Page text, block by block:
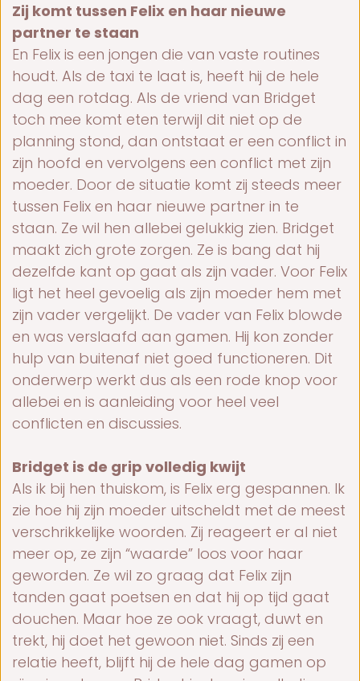
Zij komt tussen Felix en haar nieuwe
partner te staan
En Felix is een jongen die van vaste routines
houdt. Als de taxi te laat is, heeft hij de hele
dag een rotdag. Als de vriend van Bridget
toch mee komt eten terwijl dit niet op de
planning stond, dan ontstaat er een conflict in
zijn hoofd en vervolgens een conflict met zijn
moeder. Door de situatie komt zij steeds meer
tussen Felix en haar nieuwe partner in te
staan. Ze wil hen allebei gelukkig zien. Bridget
maakt zich grote zorgen. Ze is bang dat hij
dezelfde kant op gaat als zijn vader. Voor Felix
ligt het heel gevoelig als zijn moeder hem met
zijn vader vergelijkt. De vader van Felix blowde
en was verslaafd aan gamen. Hij kon zonder
hulp van buitenaf niet goed functioneren. Dit
onderwerp werkt dus als een rode knop voor
allebei en is aanleiding voor heel veel
conflicten en discussies.
Bridget is de grip volledig kwijt
Als ik bij hen thuiskom, is Felix erg gespannen. Ik
zie hoe hij zijn moeder uitscheldt met de meest
verschrikkelijke woorden. Zij reageert er al niet
meer op, ze zijn “waarde” loos voor haar
geworden. Ze wil zo graag dat Felix zijn
tanden gaat poetsen en dat hij op tijd gaat
douchen. Maar hoe ze ook vraagt, duwt en
trekt, hij doet het gewoon niet. Sinds zij een
relatie heeft, blijft hij de hele dag gamen op